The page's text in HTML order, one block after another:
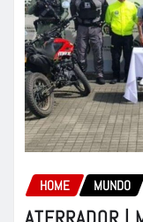
HOME MUNDO